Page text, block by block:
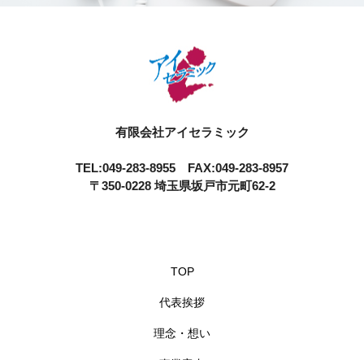
有限会社アイセラミック
TEL:049-283-8955 FAX:049-283-8957
〒350-0228 埼玉県坂戸市元町62-2
TOP
代表挨拶
理念・想い